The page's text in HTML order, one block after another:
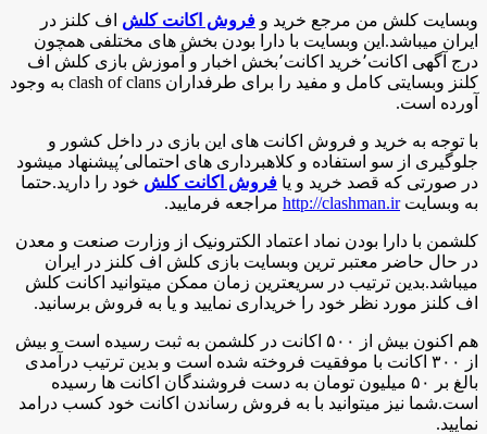
وبسایت کلش من مرجع خرید و فروش اکانت کلش اف کلنز در
ایران میباشد.این وبسایت با دارا بودن بخش های مختلفی همچون
درج آگهی اکانت٬خرید اکانت٬بخش اخبار و آموزش بازی کلش اف
کلنز وبسایتی کامل و مفید را برای طرفداران clash of clans به وجود
آورده است.
با توجه به خرید و فروش اکانت های این بازی در داخل کشور و
جلوگیری از سو استفاده و کلاهبرداری های احتمالی٬پیشنهاد میشود
در صورتی که قصد خرید و یا فروش اکانت کلش خود را دارید.حتما
به وبسایتhttp://clashman.ir مراجعه فرمایید.
کلشمن با دارا بودن نماد اعتماد الکترونیک از وزارت صنعت و معدن
در حال حاضر معتبر ترین وبسایت بازی کلش اف کلنز در ایران
میباشد.بدین ترتیب در سریعترین زمان ممکن میتوانید اکانت کلش
اف کلنز مورد نظر خود را خریداری نمایید و یا به فروش برسانید.
هم اکنون بیش از ۵۰۰ اکانت در کلشمن به ثبت رسیده است و بیش
از ۳۰۰ اکانت با موفقیت فروخته شده است و بدین ترتیب درآمدی
بالغ بر ۵۰ میلیون تومان به دست فروشندگان اکانت ها رسیده
است.شما نیز میتوانید با به فروش رساندن اکانت خود کسب درامد
نمایید.